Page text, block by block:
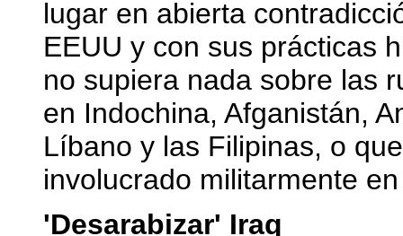
lugar en abierta
EEUU y con sus prácticas
no supiera nada sobre las
en Indochina, Afganistán,
Líbano y las Filipinas, o
involucrado militarmente
'Desarabizar' Iraq